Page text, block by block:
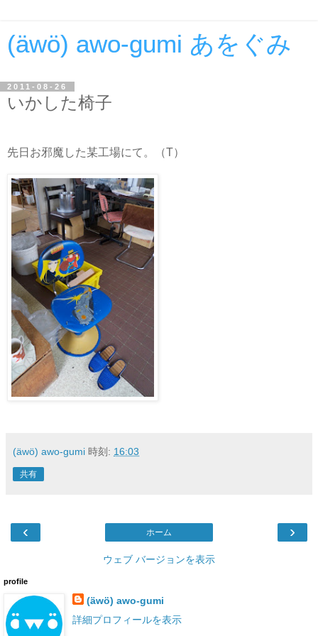
(äwö) awo-gumi あをぐみ
2011-08-26
いかした椅子
先日お邪魔した某工場にて。（T）
(äwö) awo-gumi 時刻: 16:03
共有
‹ ›
ホーム
ウェブ バージョンを表示
profile
(äwö) awo-gumi
詳細プロフィールを表示